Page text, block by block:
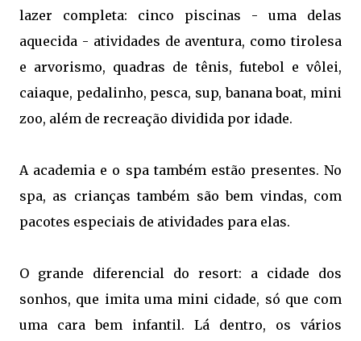
lazer completa: cinco piscinas - uma delas
aquecida - atividades de aventura, como tirolesa
e arvorismo, quadras de tênis, futebol e vôlei,
caiaque, pedalinho, pesca, sup, banana boat, mini
zoo, além de recreação dividida por idade.
A academia e o spa também estão presentes. No
spa, as crianças também são bem vindas, com
pacotes especiais de atividades para elas.
O grande diferencial do resort: a cidade dos
sonhos, que imita uma mini cidade, só que com
uma cara bem infantil. Lá dentro, os vários